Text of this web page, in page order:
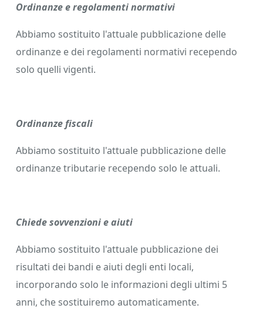
Ordinanze e regolamenti normativi
Abbiamo sostituito l'attuale pubblicazione delle
ordinanze e dei regolamenti normativi recependo
solo quelli vigenti.
Ordinanze fiscali
Abbiamo sostituito l'attuale pubblicazione delle
ordinanze tributarie recependo solo le attuali.
Chiede sovvenzioni e aiuti
Abbiamo sostituito l'attuale pubblicazione dei
risultati dei bandi e aiuti degli enti locali,
incorporando solo le informazioni degli ultimi 5
anni, che sostituiremo automaticamente.